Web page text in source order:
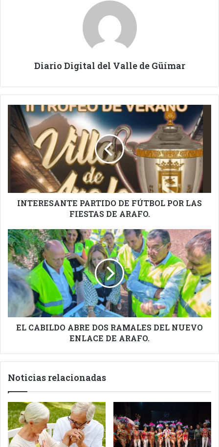
Diario Digital del Valle de Güímar
INTERESANTE
PARTIDO
DE
FÚTBOL
POR
LAS
FIESTAS
ARAFO.
INTERESANTE PARTIDO DE FÚTBOL POR LAS
FIESTAS DE ARAFO.
EL
CABILDO
ABRE
DOS
RAMALES
DEL
NUEVO
ENLACE
DE
ARAFO.
EL CABILDO ABRE DOS RAMALES DEL NUEVO
ENLACE DE ARAFO.
Noticias relacionadas